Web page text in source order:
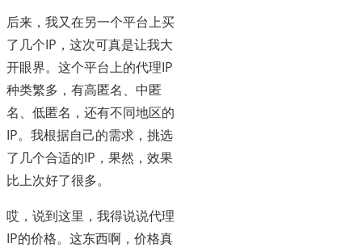
后来，我又在另一个平台上买
了几个IP，这次可真是让我大
开眼界。这个平台上的代理IP
种类繁多，有高匿名、中匿
名、低匿名，还有不同地区的
IP。我根据自己的需求，挑选
了几个合适的IP，果然，效果
比上次好了很多。
哎，说到这里，我得说说代理
IP的价格。这东西啊，价格真